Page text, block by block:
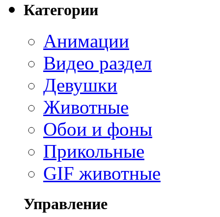
Категории
Анимации
Видео раздел
Девушки
Животные
Обои и фоны
Прикольные
GIF животные
Управление